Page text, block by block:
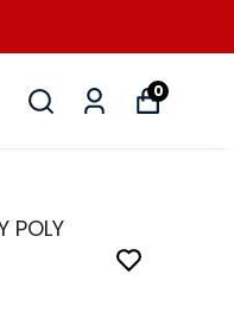
0
POLY